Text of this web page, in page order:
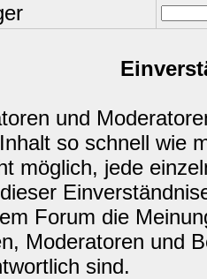
und
so schnell wie
möglich, jede
Forum die
Moderatoren und
sind.